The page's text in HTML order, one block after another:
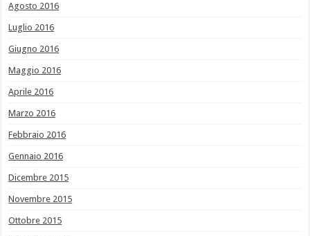
Agosto 2016
Luglio 2016
Giugno 2016
Maggio 2016
Aprile 2016
Marzo 2016
Febbraio 2016
Gennaio 2016
Dicembre 2015
Novembre 2015
Ottobre 2015